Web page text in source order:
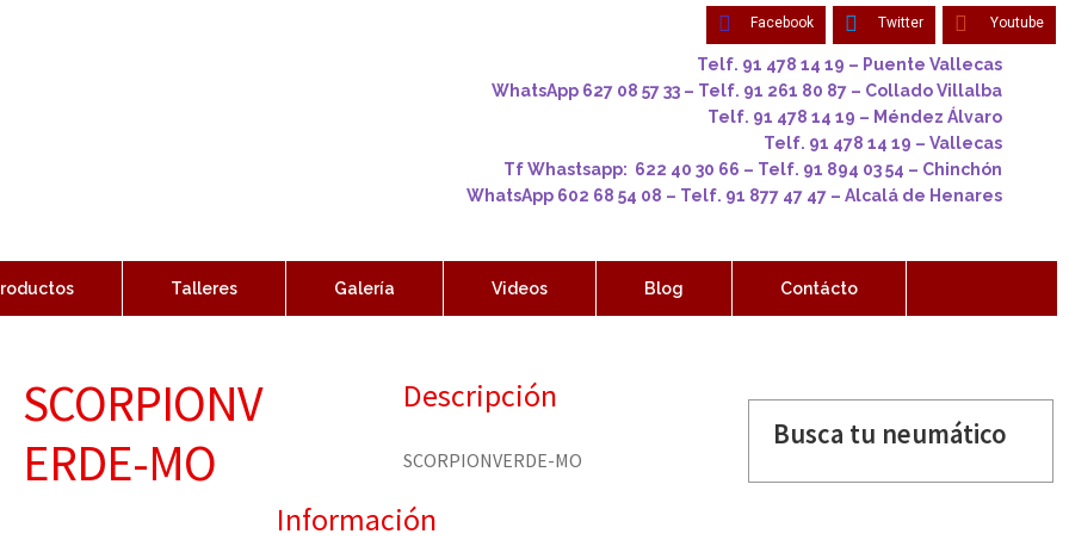
Facebook Twitter Youtube
Telf. 91 478 14 19 – Puente Vallecas
WhatsApp 627 08 57 33 – Telf. 91 261 80 87 – Collado Villalba
Telf. 91 478 14 19 – Méndez Álvaro
Telf. 91 478 14 19 – Vallecas
Tf Whastsapp: 622 40 30 66 – Telf. 91 894 03 54 – Chinchón
WhatsApp 602 68 54 08 – Telf. 91 877 47 47 – Alcalá de Henares
Talleres Galería Videos Blog Contácto
SCORPIONV
ERDE-MO
Descripción
SCORPIONVERDE-MO
Información
Busca tu neumático